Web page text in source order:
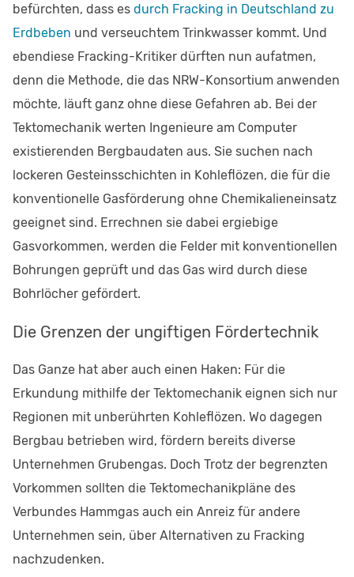
befürchten, dass es durch Fracking in Deutschland zu
Erdbeben und verseuchtem Trinkwasser kommt. Und
ebendiese Fracking-Kritiker dürften nun aufatmen,
denn die Methode, die das NRW-Konsortium anwenden
möchte, läuft ganz ohne diese Gefahren ab. Bei der
Tektomechanik werten Ingenieure am Computer
existierenden Bergbaudaten aus. Sie suchen nach
lockeren Gesteinsschichten in Kohleflözen, die für die
konventionelle Gasförderung ohne Chemikalieneinsatz
geeignet sind. Errechnen sie dabei ergiebige
Gasvorkommen, werden die Felder mit konventionellen
Bohrungen geprüft und das Gas wird durch diese
Bohrlöcher gefördert.
Die Grenzen der ungiftigen Fördertechnik
Das Ganze hat aber auch einen Haken: Für die
Erkundung mithilfe der Tektomechanik eignen sich nur
Regionen mit unberührten Kohleflözen. Wo dagegen
Bergbau betrieben wird, fördern bereits diverse
Unternehmen Grubengas. Doch Trotz der begrenzten
Vorkommen sollten die Tektomechanikpläne des
Verbundes Hammgas auch ein Anreiz für andere
Unternehmen sein, über Alternativen zu Fracking
nachzudenken.